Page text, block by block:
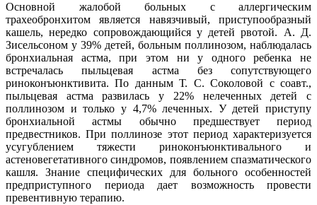
Основной жалобой больных с аллергическим
трахеобронхитом является навязчивый, приступообразный
кашель, нередко сопровождающийся у детей рвотой. А. Д.
Зисельсоном у 39% детей, больным поллинозом, наблюдалась
бронхиальная астма, при этом ни у одного ребенка не
встречалась пыльцевая астма без сопутствующего
риноконъюнктивита. По данным Т. С. Соколовой с соавт.,
пыльцевая астма развилась у 22% нелеченных детей с
поллинозом и только у 4,7% леченных. У детей приступу
бронхиальной астмы обычно предшествует период
предвестников. При поллинозе этот период характеризуется
усугублением тяжести риноконъюнктивального и
астеновегетативного синдромов, появлением спазматического
кашля. Знание специфических для больного особенностей
предприступного периода дает возможность провести
превентивную терапию.